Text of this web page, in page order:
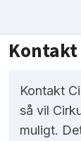
Kontakt
Kontakt
så vil
muligt.